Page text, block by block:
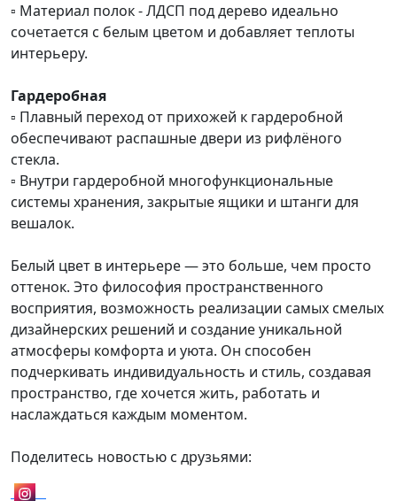
▫️ Материал полок - ЛДСП под дерево идеально
сочетается с белым цветом и добавляет теплоты
интерьеру.
Гардеробная
▫️ Плавный переход от прихожей к гардеробной
обеспечивают распашные двери из рифлёного
стекла.
▫️ Внутри гардеробной многофункциональные
системы хранения, закрытые ящики и штанги для
вешалок.
Белый цвет в интерьере — это больше, чем просто
оттенок. Это философия пространственного
восприятия, возможность реализации самых смелых
дизайнерских решений и создание уникальной
атмосферы комфорта и уюта. Он способен
подчеркивать индивидуальность и стиль, создавая
пространство, где хочется жить, работать и
наслаждаться каждым моментом.
Поделитесь новостью с друзьями: